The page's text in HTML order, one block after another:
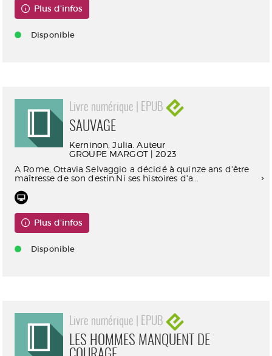
Plus d'infos
Disponible
Livre numérique | EPUB
SAUVAGE
Kerninon, Julia. Auteur
GROUPE MARGOT | 2023
​A Rome, Ottavia Selvaggio a décidé à quinze ans d'être
maîtresse de son destin.Ni ses histoires d'a...
Plus d'infos
Disponible
Livre numérique | EPUB
LES HOMMES MANQUENT DE